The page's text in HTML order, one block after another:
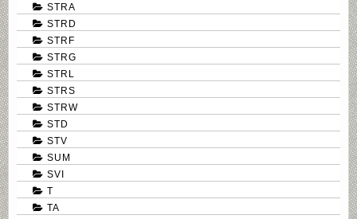
STRA
STRD
STRF
STRG
STRL
STRS
STRW
STD
STV
SUM
SVI
T
TA